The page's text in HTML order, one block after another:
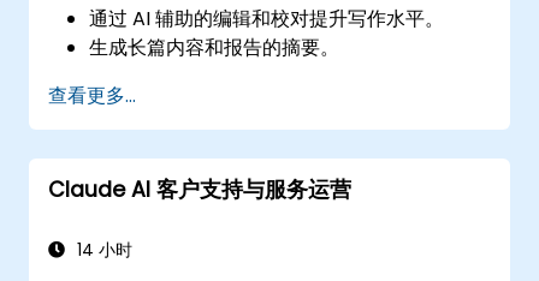
通过 AI 辅助的编辑和校对提升写作水平。
生成长篇内容和报告的摘要。
查看更多...
Claude AI 客户支持与服务运营
14 小时